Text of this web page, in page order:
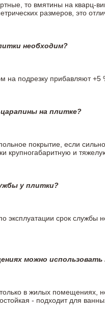
то вмятины на кварц-
размеров, это
необходим?
на подрезку прибавляют +5
на плитке?
покрытие, если
крупногабаритную и
у плитки?
эксплуатации срок
можно
в жилых помещениях,
- подходит для